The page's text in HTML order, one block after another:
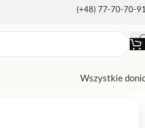
(+48) 77-70-70-
Wszystkie